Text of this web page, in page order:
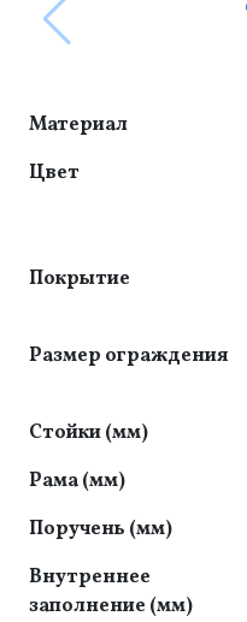
Материал
Цвет
Покрытие
Размер ограждения
Стойки (мм)
Рама (мм)
Поручень (мм)
Внутреннее
заполнение (мм)